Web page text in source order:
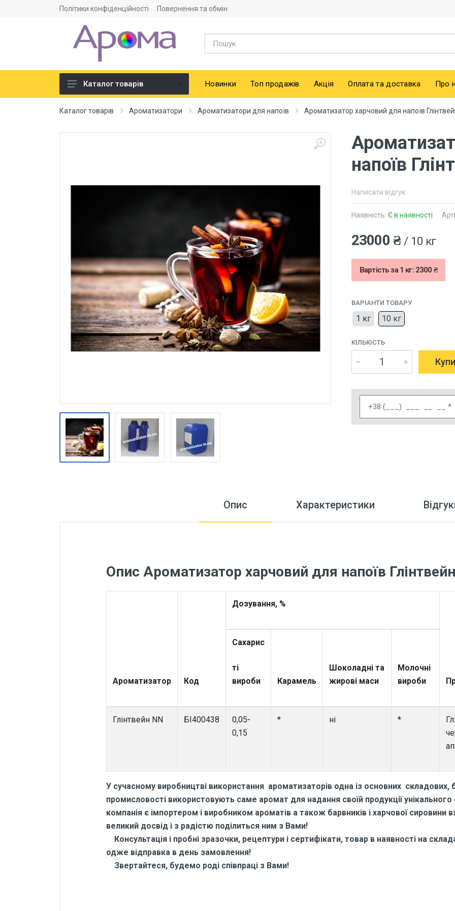
Політики конфіденційності Повернення та обмін
Ароматизатори
Каталог товарів Новинки Топ продажів Акція Оплата та доставка Про
Каталог товарів Ароматизатори Ароматизатори для напоїв Ароматизатор харчовий для напоїв
напоїв
Написати відгук
Наявність: Є в наявності
23000 ₴/ 10 кг
Вартість за 1 кг: 2300 ₴
ВАРІАНТИ ТОВАРУ
1 кг 10 кг
КІЛЬКІСТЬ
Опис Характеристики
Опис Ароматизатор харчовий для напоїв
Ароматизатор Код
Дозування, %
Сахарис
ті
вироби
Карамель
Шоколадні та
жирові маси
Молочні
вироби
Глінтвейн NN БІ400438
0,05-
0,15
* ні *
У сучасному виробництві використання ароматизаторів одна із основних складових,
промисловості використовують саме аромат для надання своїй продукції
компанія є імпортером і виробником ароматів а також барвників і харчової сировини
великий досвід і з радістю поділиться ним з Вами!
Консультація і пробні зразочки, рецептури і сертифікати, товар в наявності на
одже відправка в день замовлення!
Звертайтеся, будемо роді співпраці з Вами!